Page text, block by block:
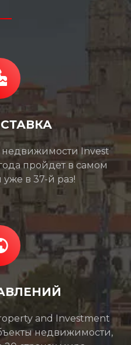
недвижимости Invest
пройдет в самом
в 37-й раз!
and Investment
недвижимости,